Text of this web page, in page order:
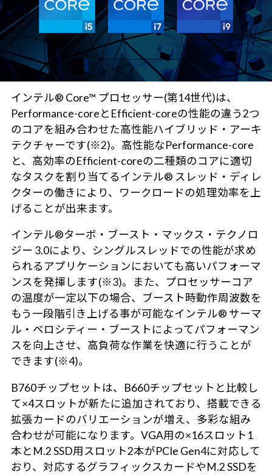
インテル® Core™ プロセッサー(第14世代)は、
Performance-coreとEfficient-coreの性能の違う2つ
のコアを組み合わせた高性能ハイブリッド・アーキ
テクチャーです(※2)。高性能なPerformance-core
と、高効率のEfficient-coreの二種類のコアに適切
なタスクを割り当てるインテル® スレッド・ディレ
クターの働きにより、ワークロードの処理効率を上
げることが出来ます。
インテル®ターボ・ブースト・マックス・テクノロ
ジー 3.0により、シングルスレッドでの性能が求め
られるアプリケーションにおいても高いパフォーマ
ンスを発揮します(※3)。また、プロセッサーコア
の温度が一定以下の場合、ブースト時動作周波数を
もう一段階引き上げる事が可能なインテル® サーマ
ル・ベロシティー・ブーストによってパフォーマン
スを向上させ、高負荷な作業を快適に行うことが
できます(※4)。
B760チップセットは、B660チップセットと比較し
て×4スロットが新たに追加されており、搭載できる
拡張カードのバリエーションが増え、多彩な組み
合わせが可能になります。VGA用の×16スロット1
本とM.2 SSD用スロット2本がPCIe Gen4に対応して
おり、対応するグラフィックスカードやM.2 SSDを